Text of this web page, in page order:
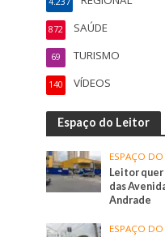
SAÚDE
872
TURISMO
69
VÍDEOS
140
Espaço do Leitor
ESPAÇO DO
Leitor
das
Andrade
ESPAÇO DO